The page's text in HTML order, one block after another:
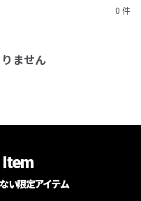
0 件
ません
Item
い限定アイテム